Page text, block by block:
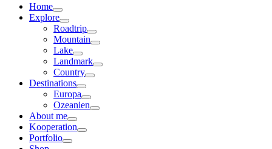
Home
Explore
Roadtrip
Mountain
Lake
Landmark
Country
Destinations
Europa
Ozeanien
About me
Kooperation
Portfolio